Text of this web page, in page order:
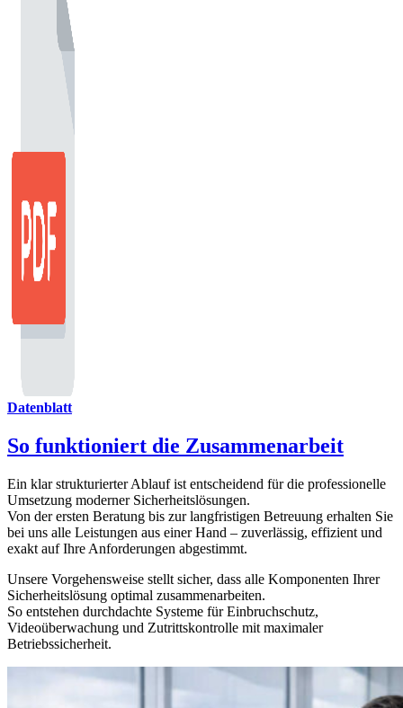
Datenblatt
So funktioniert die Zusammenarbeit
Ein klar strukturierter Ablauf ist entscheidend für die professionelle
Umsetzung moderner Sicherheitslösungen.
Von der ersten Beratung bis zur langfristigen Betreuung erhalten Sie
bei uns alle Leistungen aus einer Hand – zuverlässig, effizient und
exakt auf Ihre Anforderungen abgestimmt.
Unsere Vorgehensweise stellt sicher, dass alle Komponenten Ihrer
Sicherheitslösung optimal zusammenarbeiten.
So entstehen durchdachte Systeme für Einbruchschutz,
Videoüberwachung und Zutrittskontrolle mit maximaler
Betriebssicherheit.